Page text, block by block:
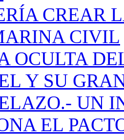
CREAR
CIVIL
OCULTA
Y SU
UN
EL